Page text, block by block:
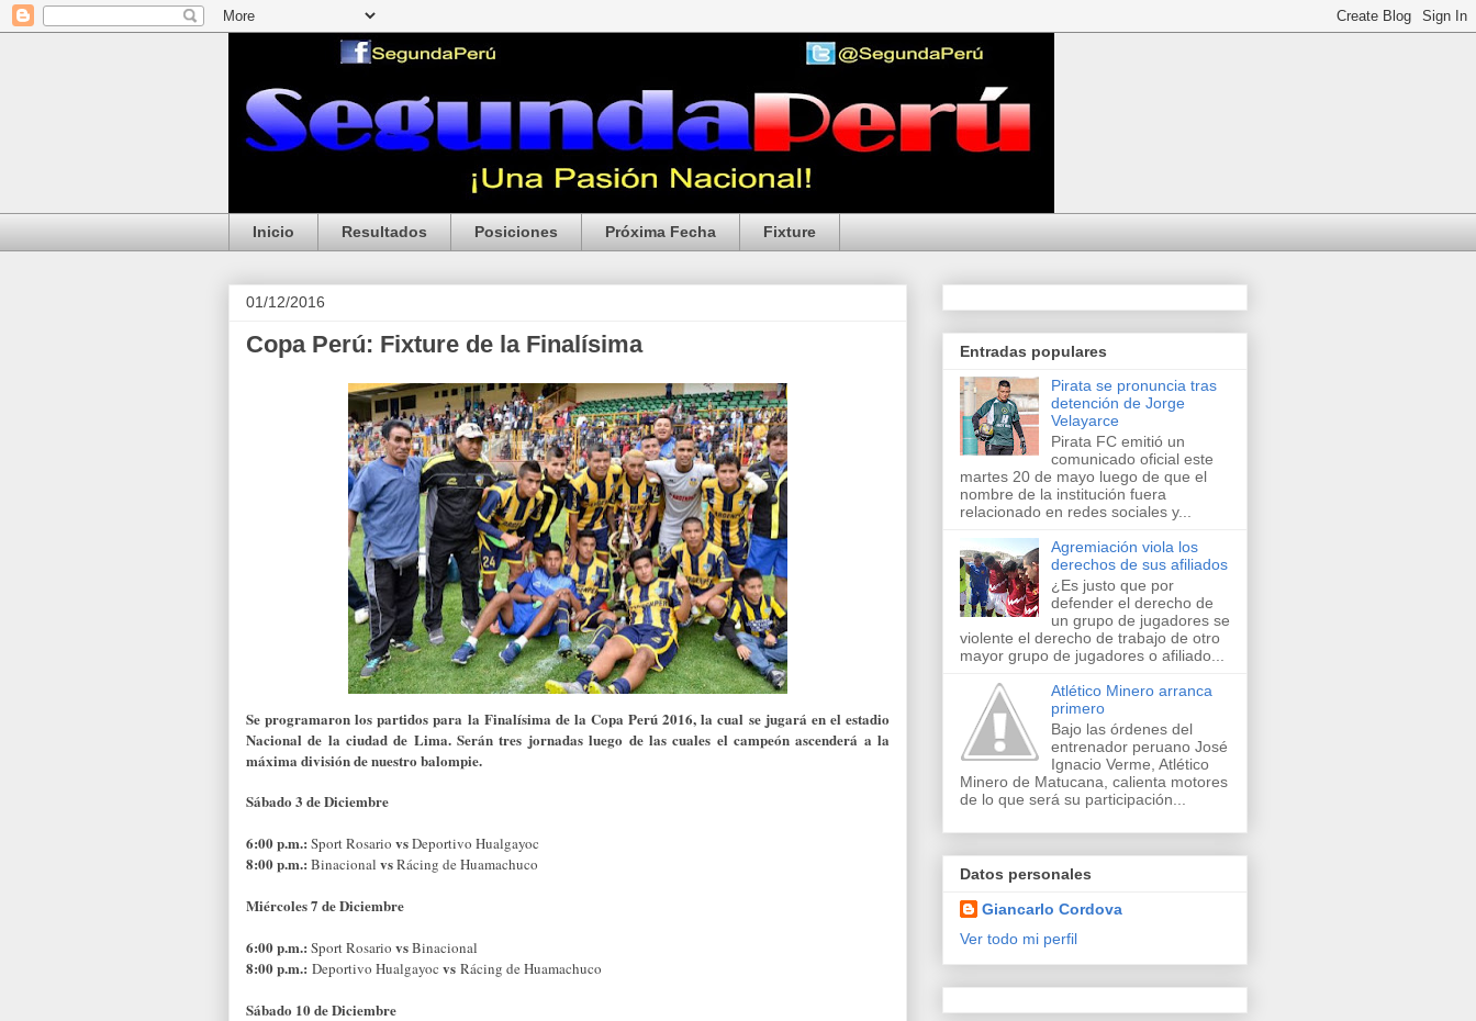
Inicio Resultados Posiciones Próxima Fecha Fixture
01/12/2016
Copa Perú: Fixture de la Finalísima
Se programaron los partidos para la Finalísima de la Copa Perú 2016, la cual se jugará en el estadio
Nacional de la ciudad de Lima. Serán tres jornadas luego de las cuales el campeón ascenderá a la
máxima división de nuestro balompie.
Sábado 3 de Diciembre
6:00 p.m.: Sport Rosario vsDeportivo Hualgayoc
8:00 p.m.: Binacional vsRácing de Huamachuco
Miércoles 7 de Diciembre
6:00 p.m.: Sport Rosario vsBinacional
8:00 p.m.: Deportivo Hualgayoc vs Rácing de Huamachuco
Sábado 10 de Diciembre
Entradas populares
Pirata se pronuncia tras
detención de Jorge
Velayarce
Pirata FC emitió un
comunicado oficial este
martes 20 de mayo luego de que el
nombre de la institución fuera
relacionado en redes sociales y...
Agremiación viola los
derechos de sus afiliados
¿Es justo que por
defender el derecho de
un grupo de jugadores se
violente el derecho de trabajo de otro
mayor grupo de jugadores o afiliado...
Atlético Minero arranca
primero
Bajo las órdenes del
entrenador peruano José
Ignacio Verme, Atlético
Minero de Matucana, calienta motores
de lo que será su participación...
Datos personales
Giancarlo Cordova
Ver todo mi perfil